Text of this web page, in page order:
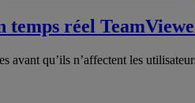
temps réel
avant qu’ils n’affectent les